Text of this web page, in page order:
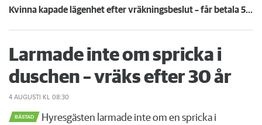
Kvinna kapade lägenhet efter vräkningsbeslut – får betala 50 000
Larmade inte om spricka i
duschen – vräks efter 30 år
4 AUGUSTI KL 08:30
BÅSTAD
Hyresgästen larmade inte om en spricka i